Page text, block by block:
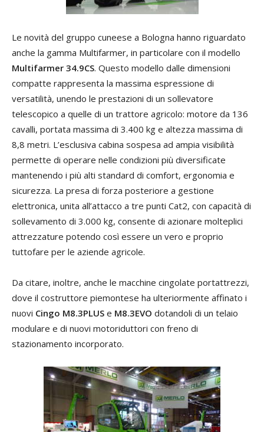
Le novità del gruppo cuneese a Bologna hanno riguardato
anche la gamma Multifarmer, in particolare con il modello
Multifarmer 34.9CS. Questo modello dalle dimensioni
compatte rappresenta la massima espressione di
versatilità, unendo le prestazioni di un sollevatore
telescopico a quelle di un trattore agricolo: motore da 136
cavalli, portata massima di 3.400 kg e altezza massima di
8,8 metri. L’esclusiva cabina sospesa ad ampia visibilità
permette di operare nelle condizioni più diversificate
mantenendo i più alti standard di comfort, ergonomia e
sicurezza. La presa di forza posteriore a gestione
elettronica, unita all’attacco a tre punti Cat2, con capacità di
sollevamento di 3.000 kg, consente di azionare molteplici
attrezzature potendo così essere un vero e proprio
tuttofare per le aziende agricole.
Da citare, inoltre, anche le macchine cingolate portattrezzi,
dove il costruttore piemontese ha ulteriormente affinato i
nuovi Cingo M8.3PLUS e M8.3EVO dotandoli di un telaio
modulare e di nuovi motoriduttori con freno di
stazionamento incorporato.